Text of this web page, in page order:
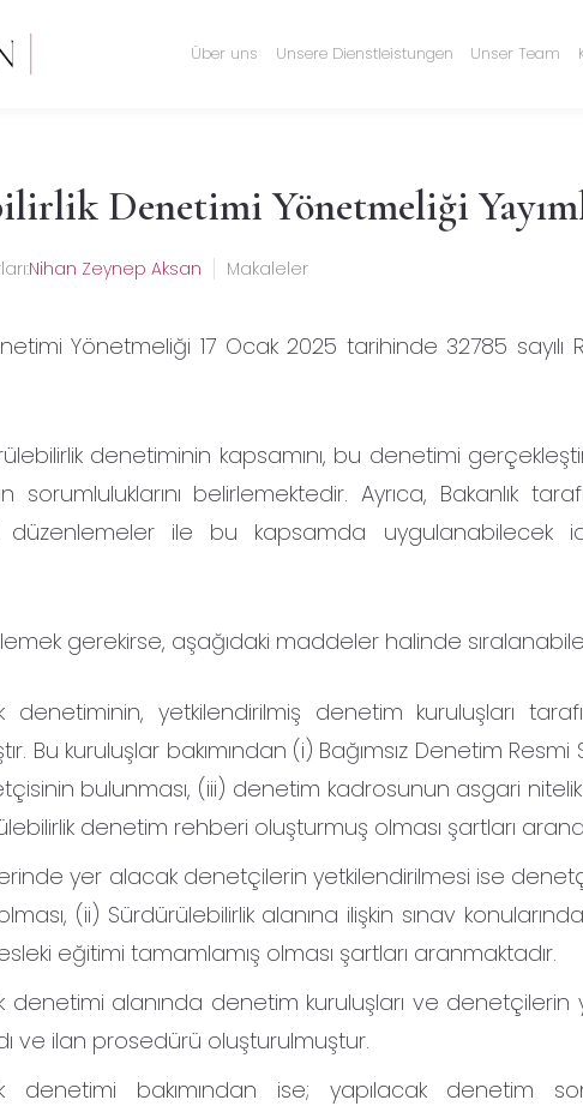
Über uns Unsere Dienstleistungen Unser Team
Denetimi Yönetmeliği
Nihan Zeynep Aksan Makaleler
Yönetmeliği 17 Ocak 2025 tarihinde 32785 sayılı
denetiminin kapsamını, bu denetimi
sorumluluklarını belirlemektedir. Ayrıca, Bakanlık
düzenlemeler ile bu kapsamda uygulanabilecek
gerekirse, aşağıdaki maddeler halinde
denetiminin, yetkilendirilmiş denetim kuruluşları
Bu kuruluşlar bakımından (i) Bağımsız Denetim Resmi
bulunması, (iii) denetim kadrosunun asgari nitelik
denetim rehberi oluşturmuş olması şartları
yer alacak denetçilerin yetkilendirilmesi ise
olması, (ii) Sürdürülebilirlik alanına ilişkin sınav
eğitimi tamamlamış olması şartları aranmaktadır.
denetimi alanında denetim kuruluşları ve denetçilerin
ve ilan prosedürü oluşturulmuştur.
denetimi bakımından ise; yapılacak denetim